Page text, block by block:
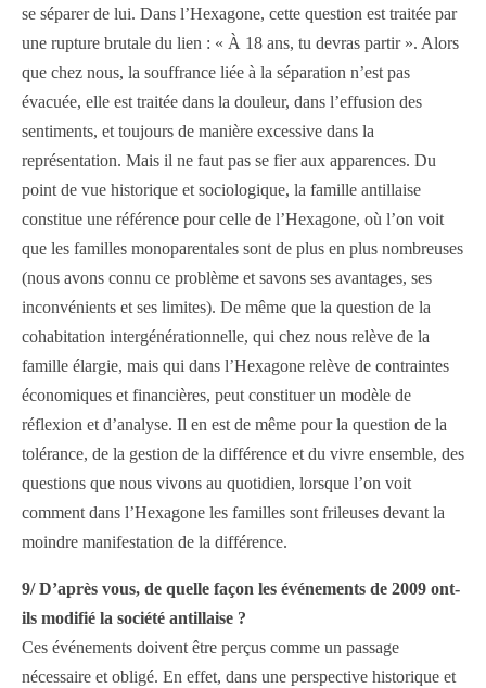
se séparer de lui. Dans l’Hexagone, cette question est traitée par
une rupture brutale du lien : « À 18 ans, tu devras partir ». Alors
que chez nous, la souffrance liée à la séparation n’est pas
évacuée, elle est traitée dans la douleur, dans l’effusion des
sentiments, et toujours de manière excessive dans la
représentation. Mais il ne faut pas se fier aux apparences. Du
point de vue historique et sociologique, la famille antillaise
constitue une référence pour celle de l’Hexagone, où l’on voit
que les familles monoparentales sont de plus en plus nombreuses
(nous avons connu ce problème et savons ses avantages, ses
inconvénients et ses limites). De même que la question de la
cohabitation intergénérationnelle, qui chez nous relève de la
famille élargie, mais qui dans l’Hexagone relève de contraintes
économiques et financières, peut constituer un modèle de
réflexion et d’analyse. Il en est de même pour la question de la
tolérance, de la gestion de la différence et du vivre ensemble, des
questions que nous vivons au quotidien, lorsque l’on voit
comment dans l’Hexagone les familles sont frileuses devant la
moindre manifestation de la différence.
9/ D’après vous, de quelle façon les événements de 2009 ont-
ils modifié la société antillaise ?
Ces événements doivent être perçus comme un passage
nécessaire et obligé. En effet, dans une perspective historique et